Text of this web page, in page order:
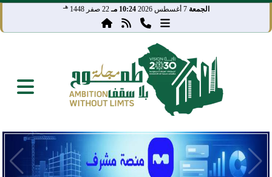
الجمعة 7 أغسطس 2026 10:24 مـ 22 صفر 1448 هـ